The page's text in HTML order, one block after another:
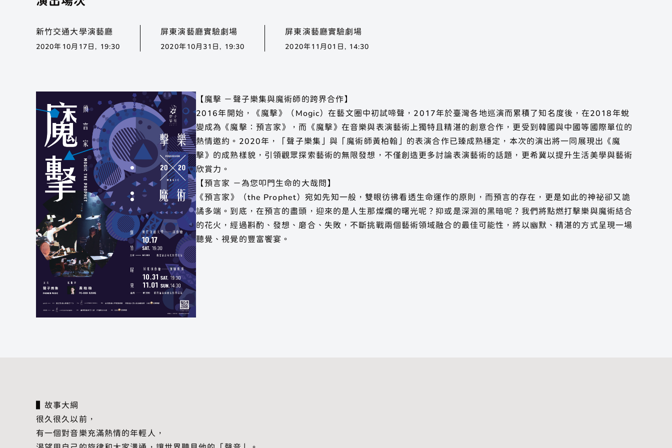
新竹交通大學演藝廳
2020年10月17日, 19:30
屏東演藝廳實驗劇場
2020年10月31日, 19:30
屏東演藝廳實驗劇場
2020年11月01日, 14:30
【魔擊 －聲子樂集與魔術師的跨界合作】
2016年開始，《魔擊》（Mogic）在藝文圈中初試啼聲，2017年於臺灣各地巡演而累積了知名度後，在2018年蛻
變成為《魔擊：預言家》，而《魔擊》在音樂與表演藝術上獨特且精湛的創意合作，更受到韓國與中國等國際單位的
熱情邀約。2020年，「聲子樂集」與「魔術師黃柏翰」的表演合作已臻成熟穩定，本次的演出將一同展現出《魔
擊》的成熟樣貌，引領觀眾探索藝術的無限發想，不僅創造更多討論表演藝術的話題，更希冀以提升生活美學與藝術
欣賞力。
【預言家 －為您叩門生命的大哉問】
《預言家》（the Prophet）宛如先知一般，雙眼彷彿看透生命運作的原則，而預言的存在，更是如此的神祕卻又詭
譎多端。到底，在預言的盡頭，迎來的是人生那燦爛的曙光呢？抑或是深淵的黑暗呢？我們將點燃打擊樂與魔術結合
的花火，經過斟酌、發想、磨合、失敗，不斷挑戰兩個藝術領域融合的最佳可能性，將以幽默、精湛的方式呈現一場
聽覺、視覺的豐富饗宴。
▌故事大綱
很久很久以前，
有一個對音樂充滿熱情的年輕人，
場地租借
手工烘豆
關於聲子
展演活動
場地列表
練習室租借
聲子樂集 Phonon Music 聲子藝棧 × 聲子咖啡 Instagram
Youtube 聲子樂集 Line 官方帳號 聲子藝棧 Line 官方帳號